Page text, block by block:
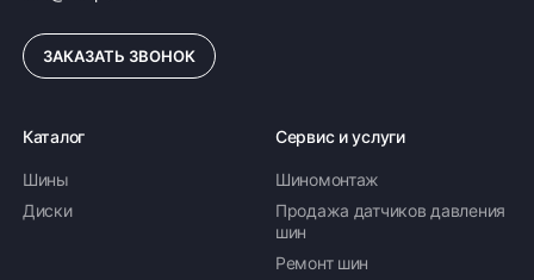
ЗАКАЗАТЬ ЗВОНОК
Каталог
Шины
Диски
Сервис и услуги
Шиномонтаж
Продажа датчиков давления
шин
Ремонт шин